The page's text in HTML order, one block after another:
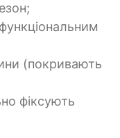
(покривають
фіксують